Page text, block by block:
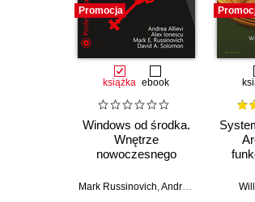
Promocja
książka ebook
Windows od środka.
Wnętrze
nowoczesnego
wirtualizacja,
Mark Russinovich,Andrea Allievi Alex